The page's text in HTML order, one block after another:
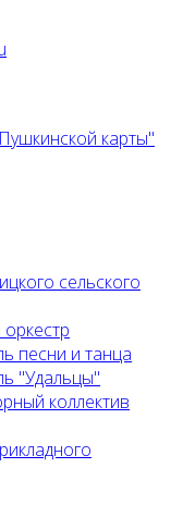
карты"
сельского
песни и танца
"Удальцы"
коллектив